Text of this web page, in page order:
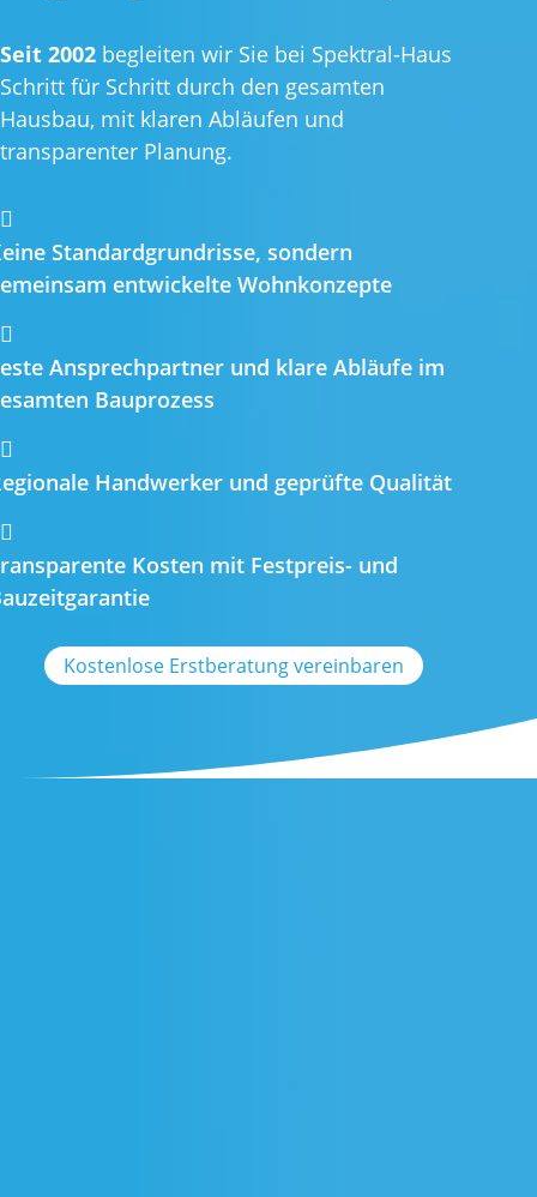
Seit 2002 begleiten wir Sie bei Spektral-Haus
Schritt für Schritt durch den gesamten
Hausbau, mit klaren Abläufen und
transparenter Planung.

Standardgrundrisse, sondern
entwickelte Wohnkonzepte

Ansprechpartner und klare Abläufe im
Bauprozess

Handwerker und geprüfte Qualität

Kosten mit Festpreis- und
Kostenlose Erstberatung vereinbaren